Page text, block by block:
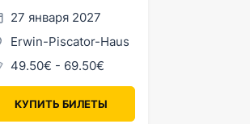
27 января 2027
Erwin-Piscator-Haus
49.50€ - 69.50€
КУПИТЬ БИЛЕТЫ